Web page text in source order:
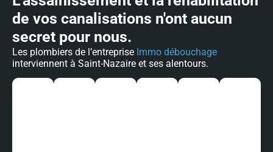
de vos canalisations n'ont aucun
secret pour nous.
Les plombiers de l’entreprise Immo débouchage
interviennent à Saint-Nazaire et ses alentours.